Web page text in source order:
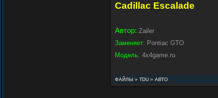
Cadillac Escalade
Автор: Zailer
Заменяет: Pontiac GTO
Модель: 4x4game.ru
ФАЙЛЫ » TDU » АВТО